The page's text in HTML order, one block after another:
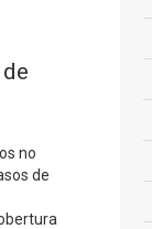
no
de